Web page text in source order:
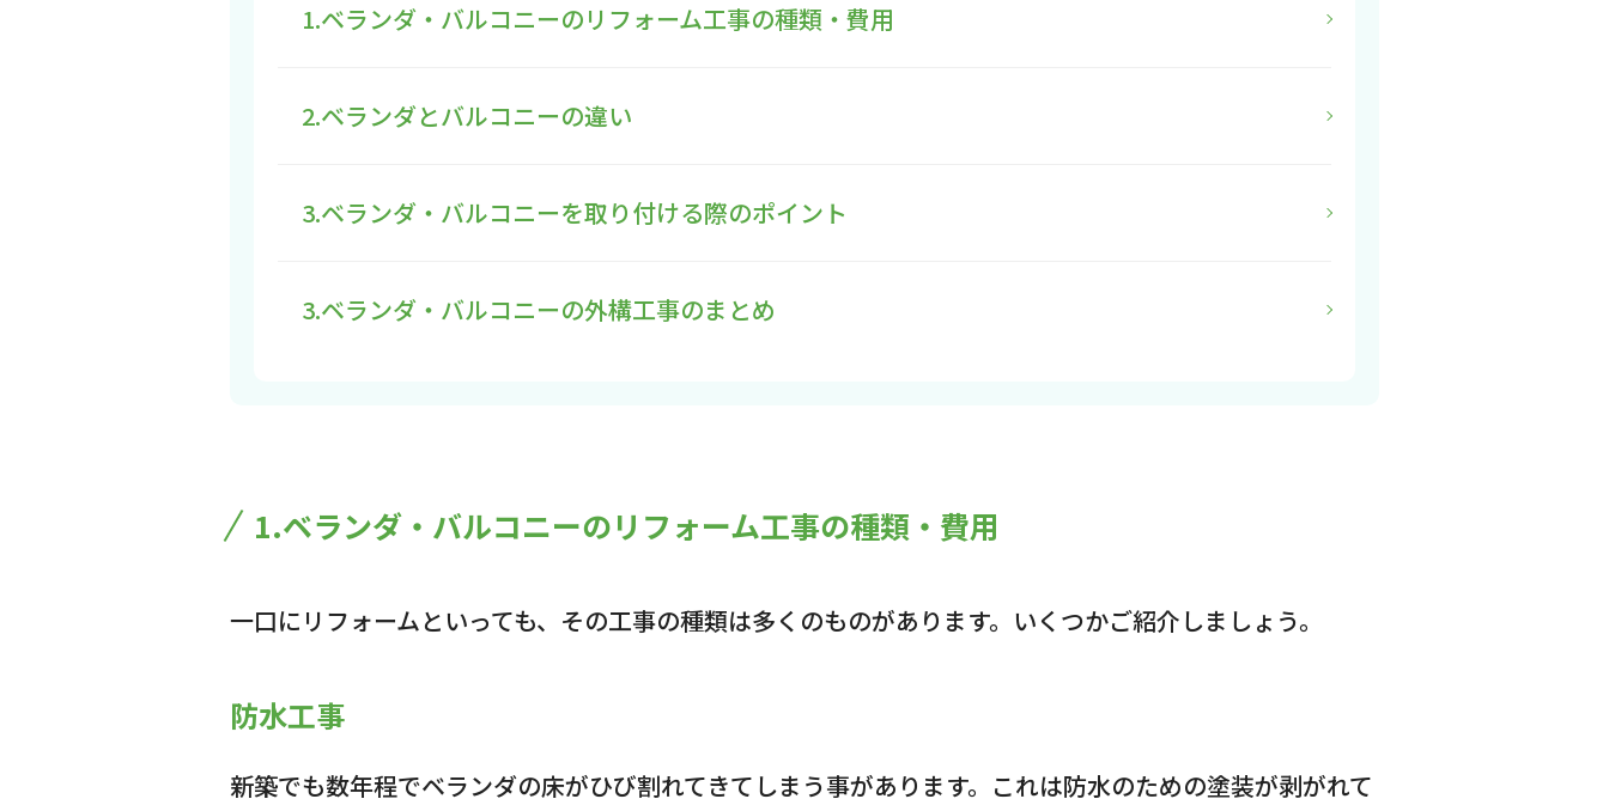
1.ベランダ・バルコニーのリフォーム工事の種類・費用
2.ベランダとバルコニーの違い
3.ベランダ・バルコニーを取り付ける際のポイント
3.ベランダ・バルコニーの外構工事のまとめ
1.ベランダ・バルコニーのリフォーム工事の種類・費用
一口にリフォームといっても、その工事の種類は多くのものがあります。いくつかご紹介しましょう。
防水工事
新築でも数年程でベランダの床がひび割れてきてしまう事があります。これは防水のための塗装が剥がれて